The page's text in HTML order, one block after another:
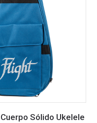
Sólido Ukelele